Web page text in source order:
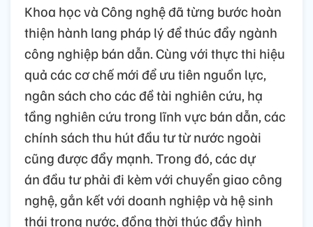
Khoa học và Công nghệ đã từng bước hoàn
thiện hành lang pháp lý để thúc đẩy ngành
công nghiệp bán dẫn. Cùng với thực thi hiệu
quả các cơ chế mới để ưu tiên nguồn lực,
ngân sách cho các đề tài nghiên cứu, hạ
tầng nghiên cứu trong lĩnh vực bán dẫn, các
chính sách thu hút đầu tư từ nước ngoài
cũng được đẩy mạnh. Trong đó, các dự
án đầu tư phải đi kèm với chuyển giao công
nghệ, gắn kết với doanh nghiệp và hệ sinh
thái trong nước, đồng thời thúc đẩy hình